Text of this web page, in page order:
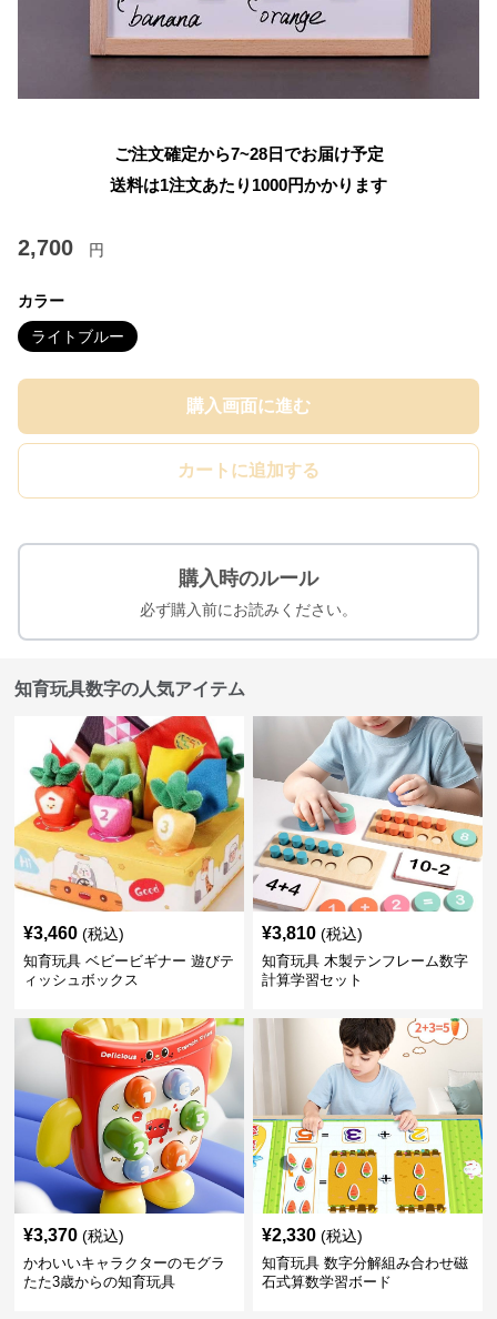
ご注文確定から7~28日でお届け予定
送料は1注文あたり 1000円かかります
2,700 円
カラー
ライトブルー
購入画面に進む
カートに追加する
購入時のルール
必ず購入前にお読みください。
知育玩具数字の人気アイテム
¥3,460 (税込)
知育玩具 ベビービギナー 遊びテ
ィッシュボックス
¥3,810 (税込)
知育玩具 木製テンフレーム数字
計算学習セット
¥3,370 (税込)
かわいいキャラクターのモグラ
たた3歳からの知育玩具
¥2,330 (税込)
知育玩具 数字分解組み合わせ磁
石式算数学習ボード